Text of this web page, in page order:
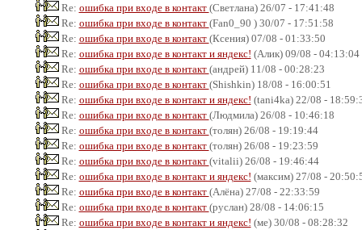
Re: ошибка при входе в контакт (Светлана) 26/07 - 17:41:48
Re: ошибка при входе в контакт (Fan0_90 ) 30/07 - 17:51:58
Re: ошибка при входе в контакт (Ксения) 07/08 - 01:33:50
Re: ошибка при входе в контакт и яндекс! (Алик) 09/08 - 04:13:04
Re: ошибка при входе в контакт (андрей) 11/08 - 00:28:23
Re: ошибка при входе в контакт (Shishkin) 18/08 - 16:00:51
Re: ошибка при входе в контакт и яндекс! (tani4ka) 22/08 -
Re: ошибка при входе в контакт (Людмила) 26/08 - 10:46:18
Re: ошибка при входе в контакт (толян) 26/08 - 19:19:44
Re: ошибка при входе в контакт (толян) 26/08 - 19:23:59
Re: ошибка при входе в контакт (vitalii) 26/08 - 19:46:44
Re: ошибка при входе в контакт и яндекс! (максим) 27/08 -
Re: ошибка при входе в контакт (Алёна) 27/08 - 22:33:59
Re: ошибка при входе в контакт (руслан) 28/08 - 14:06:15
Re: ошибка при входе в контакт и яндекс! (ме) 30/08 - 08:28:32